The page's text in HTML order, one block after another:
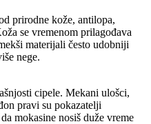
prirodne kože, antilopa,
se vremenom prilagođava
materijali često udobniji
nege.
cipele. Mekani ulošci,
pravi su pokazatelji
mokasine nosiš duže vreme